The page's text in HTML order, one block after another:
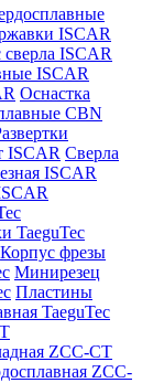
ISCAR
ISCAR
ISCAR
Оснастка
CBN
ISCAR Сверла
ISCAR
TaeguTec
Корпус фрезы
Минирезец
Пластины
TaeguTec
ZCC-CT
ZCC-